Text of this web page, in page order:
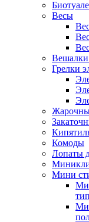
Весы
Грелки
Комоды
Лопаты
Мини